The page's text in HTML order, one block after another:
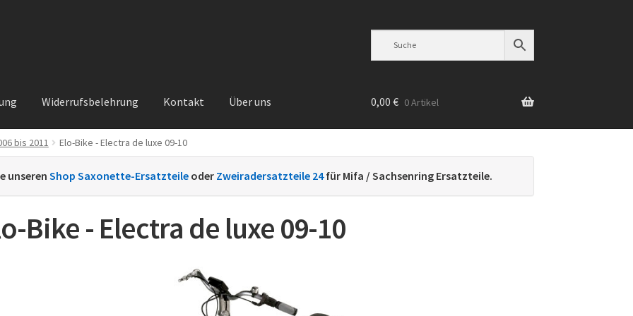
Widerrufsbelehrung Kontakt Über uns
KontaktSachs ErsatzteileSachsteileÜber uns
0,00 € 0 Artikel
bis 2011 Elo-Bike - Electra de luxe 09-10
unseren Shop Saxonette-Ersatzteile oder Zweiradersatzteile 24für Mifa / Sachsenring Ersatzteile.
Bike - Electra de luxe 09-10